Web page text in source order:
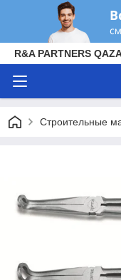
R&A PARTNERS
Строительные